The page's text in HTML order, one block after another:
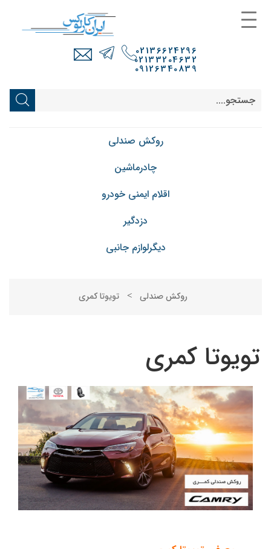
روکش صندلی
چادرماشین
اقلام ایمنی خودرو
دزدگیر
دیگرلوازم جانبی
02136624296
02133204632
09126340839
روکش صندلی > تویوتا کمری
تویوتا کمری